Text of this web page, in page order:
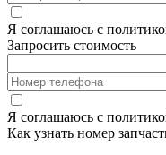
Я соглашаюсь с
Запросить стоимость
Я соглашаюсь с
Как узнать номер